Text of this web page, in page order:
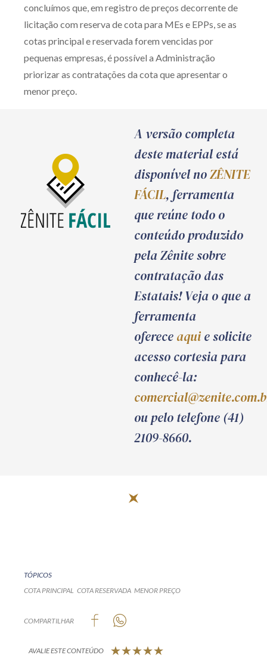
concluímos que, em registro de preços decorrente de
licitação com reserva de cota para MEs e EPPs, se as
cotas principal e reservada forem vencidas por
pequenas empresas, é possível a Administração
priorizar as contratações da cota que apresentar o
menor preço.
A versão completa
deste material está
disponível noZÊNITE
FÁCIL, ferramenta
que reúne todo o
conteúdo produzido
pela Zênite sobre
contratação das
Estatais! Veja o que a
ferramenta
oferece aquie solicite
acesso cortesia para
conhecê-la:
ou pelo telefone (41)
2109-8660.
TÓPICOS
COTA PRINCIPAL COTA RESERVADA MENOR PREÇO
COMPARTILHAR
AVALIE ESTE CONTEÚDO